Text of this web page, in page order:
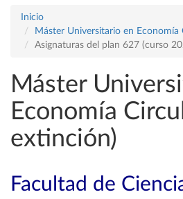
Inicio
Máster Universitario en Economía
Asignaturas del plan 627 (curso
Máster
Economía
extinción)
Facultad de